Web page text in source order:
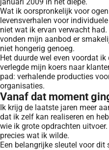
Wat ik oorspronkelijk voor
levensverhalen voor
niet wat ik ervan verwacht
vonden mijn aanbod er
niet hongerig genoeg.
Het duurde wel even voordat
verlegde mijn koers naar
pad: verhalende producties
organisaties.
Vanaf dat moment
Ik krijg de laatste jaren meer
dat ik zelf kan realiseren en
wie ik grote opdrachten
precies wat ik wilde.
Een belangrijke sleutel voor dit